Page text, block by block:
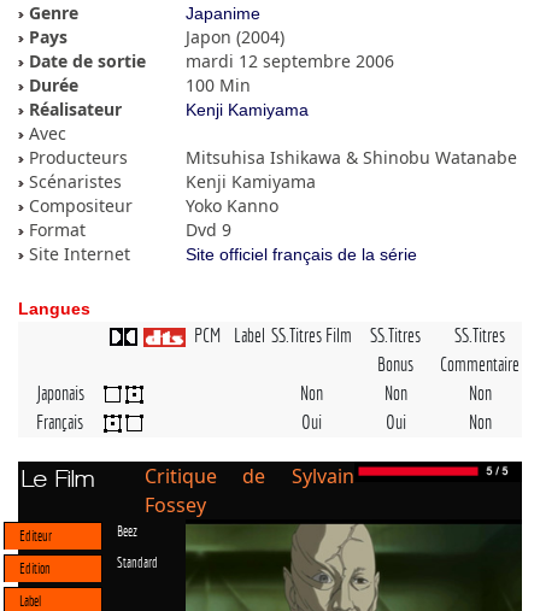
Genre Japanime
Pays
Japon (2004)
Date de sortie
mardi 12 septembre 2006
Durée
100 Min
Réalisateur
Kenji Kamiyama
Avec
Producteurs
Mitsuhisa Ishikawa & Shinobu Watanabe
Scénaristes
Kenji Kamiyama
Compositeur
Yoko Kanno
Format
Dvd 9
Site Internet
Site officiel français de la série
Langues
PCM Label SS.Titres Film
SS.Titres
Bonus
SS.Titres
Commentaire
Japonais
Non Non
Non
Français
Oui Oui Non
Le Film
Critique de Sylvain
Fossey
Editeur Beez
Edition Standard
Label